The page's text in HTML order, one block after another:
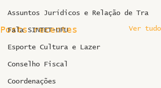
Assuntos Jurídicos e Relação de Tra
Fala SINTET-UFU
Esporte Cultura e Lazer
Conselho Fiscal
Coordenações
Posts recentes Ver tudo